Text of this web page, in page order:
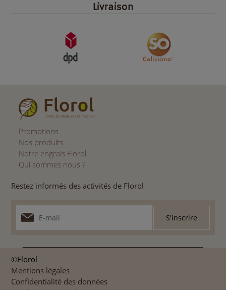
Livraison
Promotions
Nos produits
Notre engrais Florol
Qui sommes nous ?
Restez informés des activités de Florol
©Florol
Mentions légales
Confidentialité des données